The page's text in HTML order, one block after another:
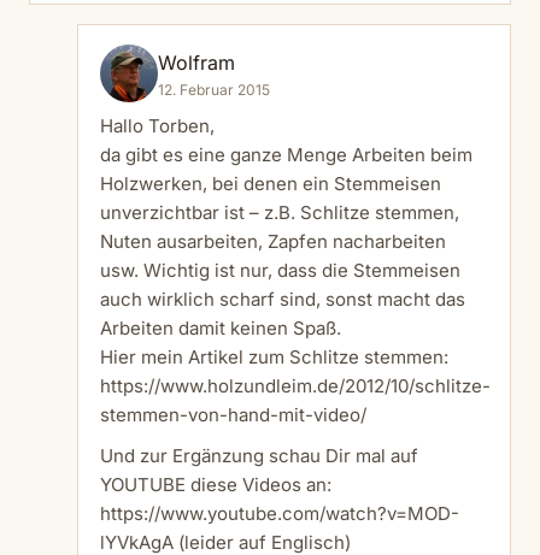
Wolfram
12. Februar 2015
Hallo Torben,
da gibt es eine ganze Menge Arbeiten beim
Holzwerken, bei denen ein Stemmeisen
unverzichtbar ist – z.B. Schlitze stemmen,
Nuten ausarbeiten, Zapfen nacharbeiten
usw. Wichtig ist nur, dass die Stemmeisen
auch wirklich scharf sind, sonst macht das
Arbeiten damit keinen Spaß.
Hier mein Artikel zum Schlitze stemmen:
https://www.holzundleim.de/2012/10/schlitze-
stemmen-von-hand-mit-video/
Und zur Ergänzung schau Dir mal auf
YOUTUBE diese Videos an:
https://www.youtube.com/watch?v=MOD-
lYVkAgA (leider auf Englisch)